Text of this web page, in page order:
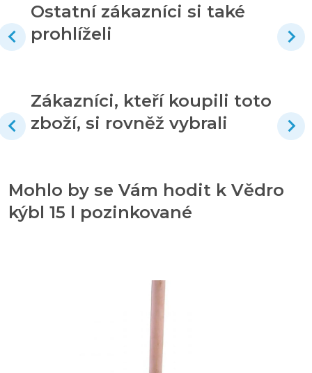
Ostatní zákazníci si také
prohlíželi
Zákazníci, kteří koupili toto
zboží, si rovněž vybrali
Mohlo by se Vám hodit k Vědro
kýbl 15 l pozinkované